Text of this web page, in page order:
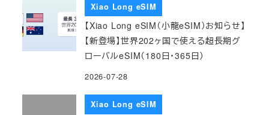
Xiao Long eSIM
【Xiao Long eSIM（小龍eSIM）お知らせ】
【新登場】世界202ヶ国で使える超長期グ
ローバルeSIM（180日・365日）
2026-07-28
Xiao Long eSIM